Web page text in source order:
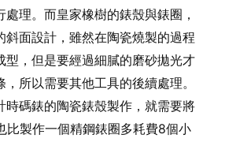
理。而皇家橡樹的錶殼與錶圈，
斜面設計，雖然在陶瓷燒製的過程
型，但是要經過細膩的磨砂拋光才
所以需要其他工具的後續處理。
時碼錶的陶瓷錶殼製作，就需要將
比製作一個精鋼錶圈多耗費8個小